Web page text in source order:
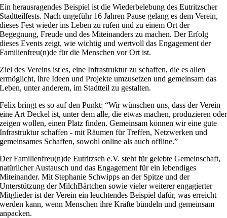
Ein herausragendes Beispiel ist die Wiederbelebung des Eutritzscher
Stadtteilfests. Nach ungeführ 16 Jahren Pause gelang es dem Verein,
dieses Fest wieder ins Leben zu rufen und zu einem Ort der
Begegnung, Freude und des Miteinanders zu machen. Der Erfolg
dieses Events zeigt, wie wichtig und wertvoll das Engagement der
Familienfreu(n)de für die Menschen vor Ort ist.
Ziel des Vereins ist es, eine Infrastruktur zu schaffen, die es allen
ermöglicht, ihre Ideen und Projekte umzusetzen und gemeinsam das
Leben, unter anderem, im Stadtteil zu gestalten.
Felix bringt es so auf den Punkt: “Wir wünschen uns, dass der Verein
eine Art Deckel ist, unter dem alle, die etwas machen, produzieren oder
zeigen wollen, einen Platz finden. Gemeinsam können wir eine gute
Infrastruktur schaffen - mit Räumen für Treffen, Netzwerken und
gemeinsames Schaffen, sowohl online als auch offline.”
Der Familienfreu(n)de Eutritzsch e.V. steht für gelebte Gemeinschaft,
natürlicher Austausch und das Engagement für ein lebendiges
Miteinander. Mit Stephanie Schwipps an der Spitze und der
Unterstützung der MilchBärtchen sowie vieler weiterer engagierter
Mitglieder ist der Verein ein leuchtendes Beispiel dafür, was erreicht
werden kann, wenn Menschen ihre Kräfte bündeln und gemeinsam
anpacken.